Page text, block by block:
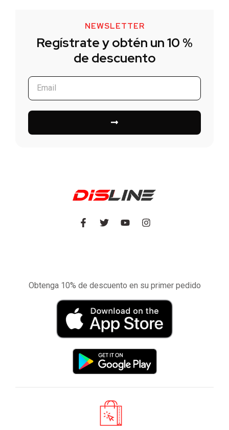
NEWSLETTER
Regístrate y obtén un 10 %
de descuento
Obtenga 10% de descuento en su primer pedido